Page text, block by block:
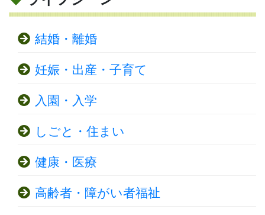
結婚・離婚
妊娠・出産・子育て
入園・入学
しごと・住まい
健康・医療
高齢者・障がい者福祉